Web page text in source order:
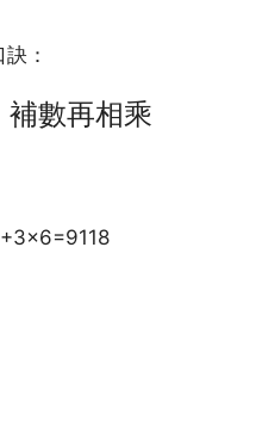
：
補數再相乘